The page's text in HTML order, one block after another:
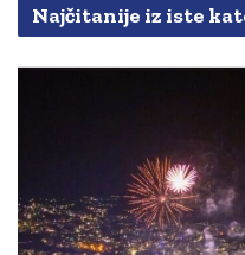
Najčitanije iz iste